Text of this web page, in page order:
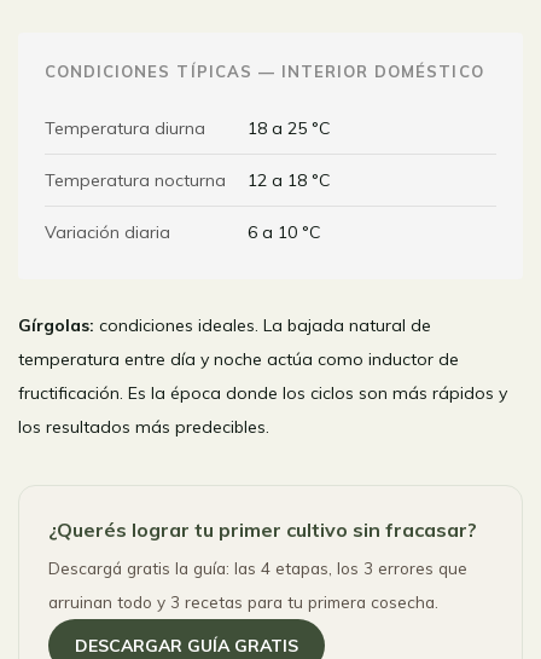
CONDICIONES TÍPICAS — INTERIOR DOMÉSTICO
Temperatura diurna 18 a 25 °C
Temperatura nocturna 12 a 18 °C
Variación diaria 6 a 10 °C
Gírgolas: condiciones ideales. La bajada natural de
temperatura entre día y noche actúa como inductor de
fructificación. Es la época donde los ciclos son más rápidos y
los resultados más predecibles.
¿Querés lograr tu primer cultivo sin fracasar?
Descargá gratis la guía: las 4 etapas, los 3 errores que
arruinan todo y 3 recetas para tu primera cosecha.
DESCARGAR GUÍA GRATIS